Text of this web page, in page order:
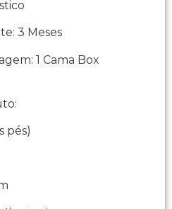
3 Meses
1 Cama Box
pés)